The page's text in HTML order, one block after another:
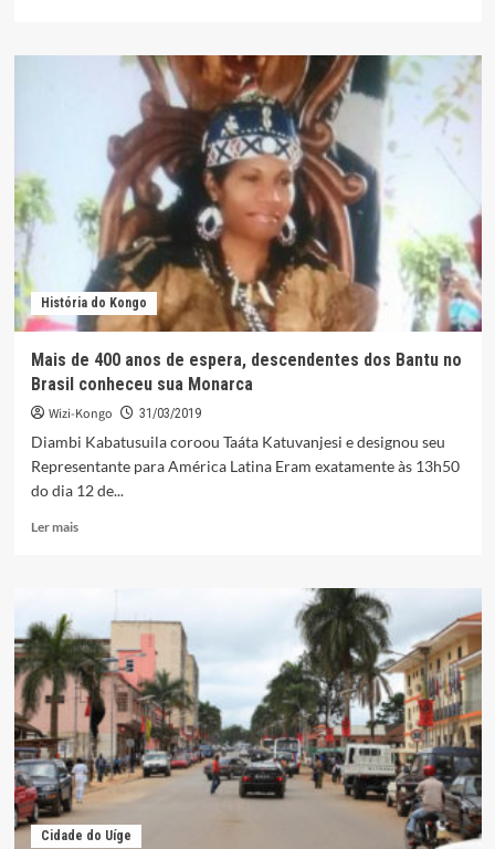
Encerramento
Mulher
História do Kongo
Mais de 400 anos de espera, descendentes dos Bantu no
Brasil conheceu sua Monarca
Wizi-Kongo 31/03/2019
Diambi Kabatusuila coroou Taáta Katuvanjesi e designou seu
Representante para América Latina Eram exatamente às 13h50
do dia 12 de...
Ler maisLeia
400
anos
de
espera,
descendentes
dos
Bantu
no
Brasil
conheceu
sua
Cidade do Uíge